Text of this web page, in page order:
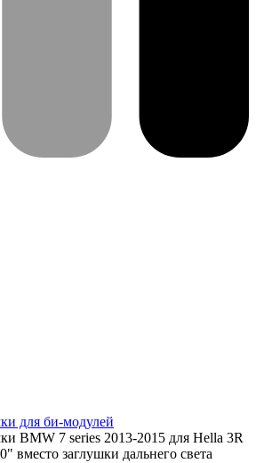
для би-модулей
BMW 7 series 2013-2015 для Hella 3R
вместо заглушки дальнего света